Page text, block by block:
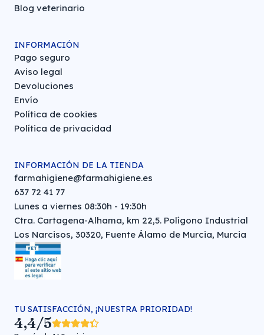
Blog veterinario
INFORMACIÓN
Pago seguro
Aviso legal
Devoluciones
Envío
Política de cookies
Política de privacidad
INFORMACIÓN DE LA TIENDA
farmahigiene@farmahigiene.es
637 72 41 77
Lunes a viernes 08:30h - 19:30h
Ctra. Cartagena-Alhama, km 22,5. Polígono Industrial
Los Narcisos, 30320, Fuente Álamo de Murcia, Murcia
TU SATISFACCIÓN, ¡NUESTRA PRIORIDAD!
4,4/5